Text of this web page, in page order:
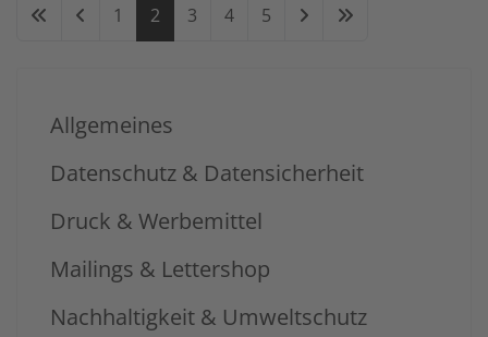
Management Platform
eRecht24
1 2 3 4 5
Allgemeines
Datenschutz & Datensicherheit
Druck & Werbemittel
Mailings & Lettershop
Nachhaltigkeit & Umweltschutz